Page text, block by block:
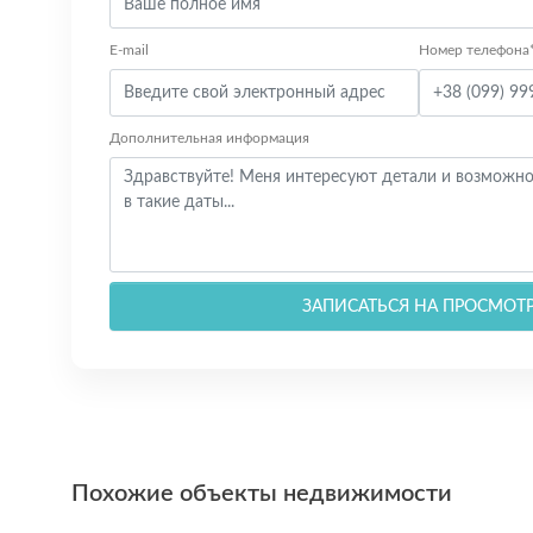
E-mail Номер
Дополнительная информация
ЗАПИСАТЬСЯ НА
Похожие объекты недвижимости